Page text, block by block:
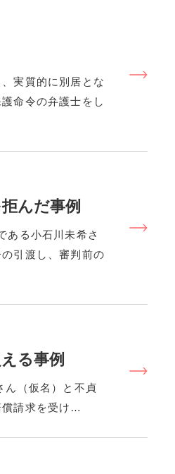
実質的に別居とな
命令の弁護士をし
んだ事例
ある小石川未希さ
引渡し、審判前の
る事例
ん（仮名）と不貞
償請求を受け…